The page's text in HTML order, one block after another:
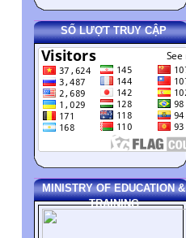
SỐ LƯỢT TRUY CẬP
MINISTRY OF EDUCATION &
TRAINING